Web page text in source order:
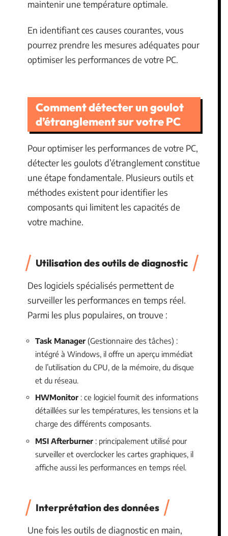
maintenir une température optimale.
En identifiant ces causes courantes, vous
pourrez prendre les mesures adéquates pour
optimiser les performances de votre PC.
Comment détecter un goulot
d’étranglement sur votre PC
Pour optimiser les performances de votre PC,
détecter les goulots d’étranglement constitue
une étape fondamentale. Plusieurs outils et
méthodes existent pour identifier les
composants qui limitent les capacités de
votre machine.
Utilisation des outils de diagnostic
Des logiciels spécialisés permettent de
surveiller les performances en temps réel.
Parmi les plus populaires, on trouve :
Task Manager (Gestionnaire des tâches) :
intégré à Windows, il offre un aperçu immédiat
de l’utilisation du CPU, de la mémoire, du disque
et du réseau.
HWMonitor : ce logiciel fournit des informations
détaillées sur les températures, les tensions et la
charge des différents composants.
MSI Afterburner : principalement utilisé pour
surveiller et overclocker les cartes graphiques, il
affiche aussi les performances en temps réel.
Interprétation des données
Une fois les outils de diagnostic en main,